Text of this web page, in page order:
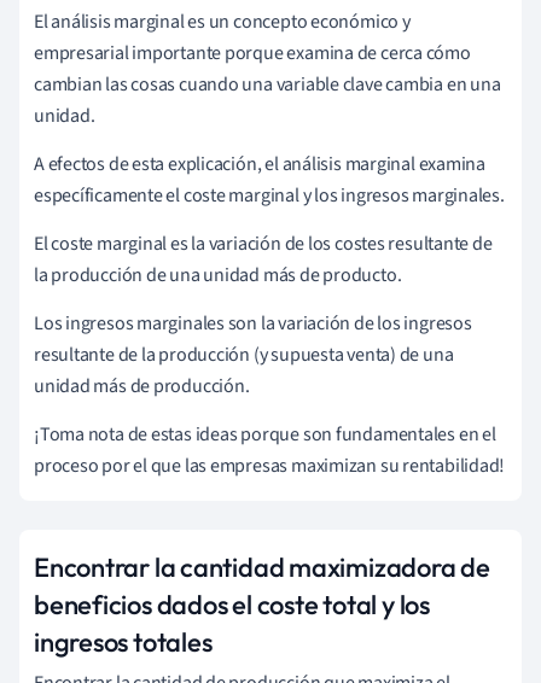
El análisis marginal es un concepto económico y
empresarial importante porque examina de cerca cómo
cambian las cosas cuando una variable clave cambia en una
unidad.
A efectos de esta explicación, el análisis marginal examina
específicamente el coste marginal y los ingresos marginales.
El coste marginal es la variación de los costes resultante de
la producción de una unidad más de producto.
Los ingresos marginales son la variación de los ingresos
resultante de la producción (y supuesta venta) de una
unidad más de producción.
¡Toma nota de estas ideas porque son fundamentales en el
proceso por el que las empresas maximizan su rentabilidad!
Encontrar la cantidad maximizadora de
beneficios dados el coste total y los
ingresos totales